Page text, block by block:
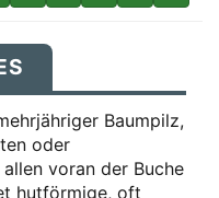
Baumpilz,
oder
voran der Buche
hutförmige, oft